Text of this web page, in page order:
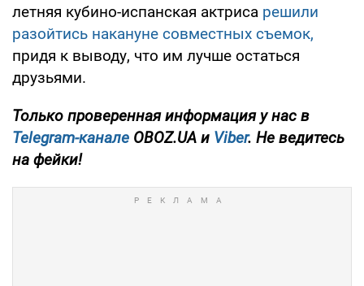
летняя кубино-испанская актриса решили
разойтись накануне совместных съемок,
придя к выводу, что им лучше остаться
друзьями.
Только проверенная информация у нас в
Telegram-канале OBOZ.UA и Viber. Не ведитесь
на фейки!